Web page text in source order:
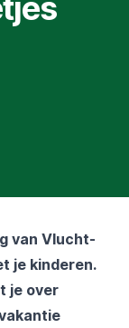
van Vlucht-
je kinderen.
je over